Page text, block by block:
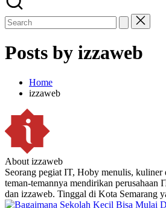
Posts by izzaweb
Home
izzaweb
About izzaweb
Seorang pegiat IT, Hoby menulis, kuliner
teman-temannya mendirikan perusahaan
dan izzaweb. Tinggal di Kota Semarang